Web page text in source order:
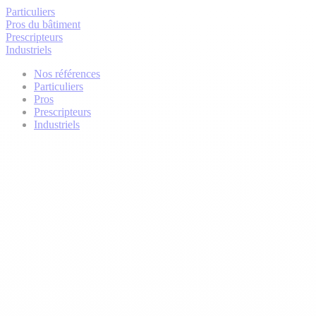
Particuliers
Pros du bâtiment
Prescripteurs
Industriels
Nos références
Particuliers
Pros
Prescripteurs
Industriels